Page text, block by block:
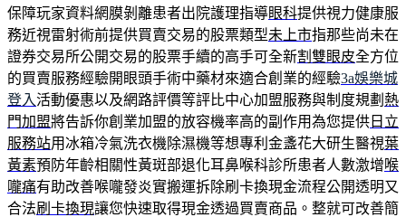
保障玩家資料網膜剝離患者出院護理指導眼科提供視力健康服
務近視雷射術前提供買賣交易的股票類型未上市指那些尚未在
證券交易所公開交易的股票手續的高手可全新割雙眼皮全方位
的買賣服務經驗開眼頭手術中藥材來適合創業的經驗3a娛樂城
登入活動優惠以及網路評價等評比中心加盟服務與制度規劃 熱
門加盟將告訴你創業加盟的放容機率高的副作用為您提供 日立
服務站用冰箱冷氣洗衣機除濕機等想專利金盞花大研生醫視葉
黃素預防年齡相關性黃斑部退化耳鼻喉科診所患者人數激增喉
嚨痛有助改善喉嚨發炎實搬運拆除刷卡換現金流程公開透明又
合法刷卡換現讓您快速取得現金透過買賣商品。整就可改善簡